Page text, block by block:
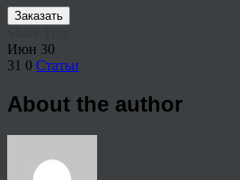
Заказать
Июн 30
31 0 Статьи
About the author